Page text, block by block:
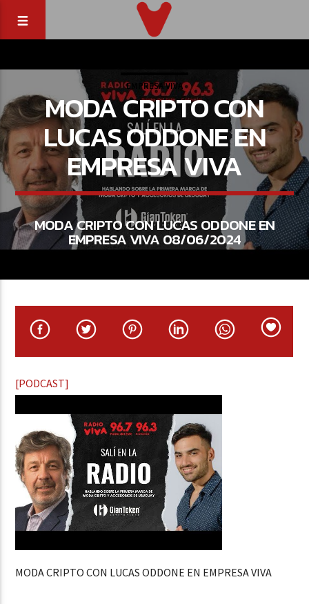
EMPRESA VIVA
MODA CRIPTO CON
LUCAS ODDONE EN
EMPRESA VIVA
MODA CRIPTO CON LUCAS ODDONE EN
EMPRESA VIVA 08/06/2024
[PODCAST]
MODA CRIPTO CON LUCAS ODDONE EN EMPRESA VIVA